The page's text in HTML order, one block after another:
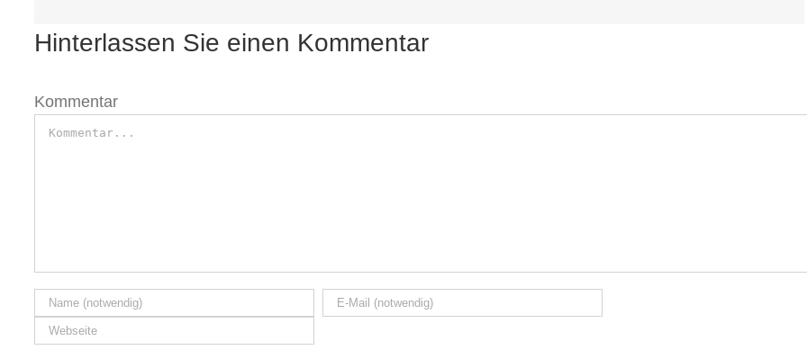
Hinterlassen Sie einen Kommentar
Kommentar